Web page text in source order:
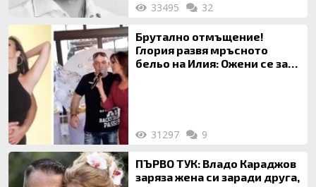
33495 32
Брутално отмъщение!
Глория развя мръсното
бельо на Илия: Ожени се за
31297 9
ПЪРВО ТУК: Владо Караджов
заряза жена си заради друга,